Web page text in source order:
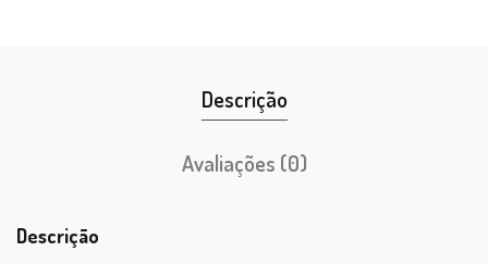
Descrição
Avaliações (0)
Descrição